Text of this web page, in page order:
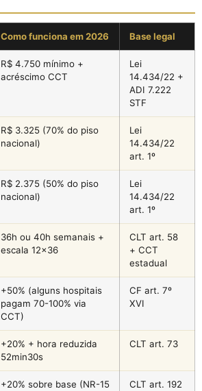
Como funciona em 2026 Base legal
R$ 4.750 mínimo +
acréscimo CCT
Lei
14.434/22 +
ADI 7.222
STF
R$ 3.325 (70% do piso
nacional)
Lei
14.434/22
art. 1º
R$ 2.375 (50% do piso
nacional)
Lei
14.434/22
art. 1º
36h ou 40h semanais +
escala 12×36
CLT art. 58
+ CCT
estadual
+50% (alguns hospitais
pagam 70-100% via
CCT)
CF art. 7º
XVI
+20% + hora reduzida
52min30s
CLT art. 73
+20% sobre base (NR-15
CLT art. 192